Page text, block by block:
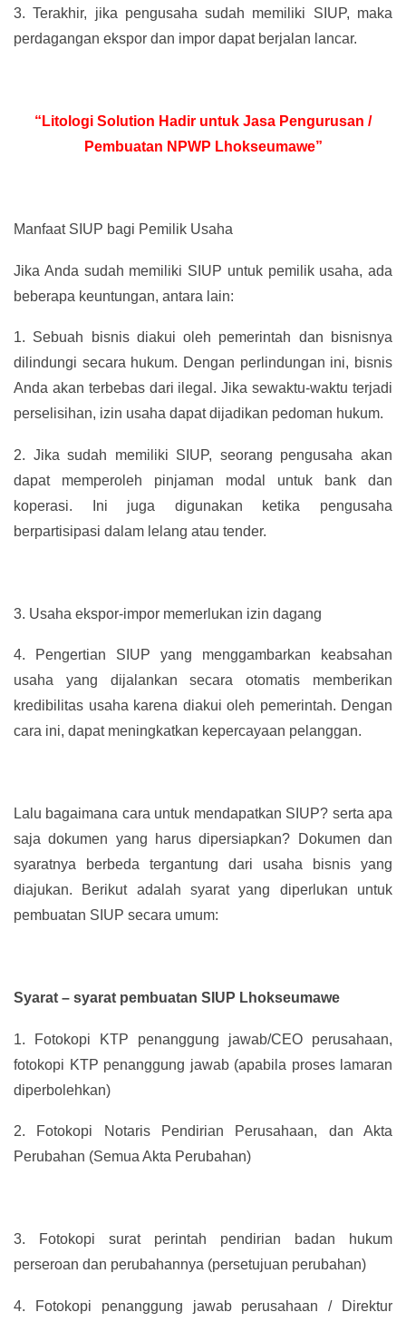
3. Terakhir, jika pengusaha sudah memiliki SIUP, maka
perdagangan ekspor dan impor dapat berjalan lancar.
“Litologi Solution Hadir untuk Jasa Pengurusan /
Pembuatan NPWP Lhokseumawe”
Manfaat SIUP bagi Pemilik Usaha
Jika Anda sudah memiliki SIUP untuk pemilik usaha, ada
beberapa keuntungan, antara lain:
1. Sebuah bisnis diakui oleh pemerintah dan bisnisnya
dilindungi secara hukum. Dengan perlindungan ini, bisnis
Anda akan terbebas dari ilegal. Jika sewaktu-waktu terjadi
perselisihan, izin usaha dapat dijadikan pedoman hukum.
2. Jika sudah memiliki SIUP, seorang pengusaha akan
dapat memperoleh pinjaman modal untuk bank dan
koperasi. Ini juga digunakan ketika pengusaha
berpartisipasi dalam lelang atau tender.
3. Usaha ekspor-impor memerlukan izin dagang
4.
Pengertian SIUP yang menggambarkan keabsahan
usaha yang dijalankan secara otomatis memberikan
kredibilitas usaha karena diakui oleh pemerintah. Dengan
cara ini, dapat meningkatkan kepercayaan pelanggan.
Lalu bagaimana cara untuk mendapatkan SIUP? serta apa
saja dokumen yang harus dipersiapkan? Dokumen dan
syaratnya berbeda tergantung dari usaha bisnis yang
diajukan. Berikut adalah syarat yang diperlukan untuk
pembuatan SIUP secara umum:
Syarat – syarat pembuatan SIUP Lhokseumawe
1.
Fotokopi KTP penanggung jawab/CEO perusahaan,
fotokopi KTP penanggung jawab (apabila proses lamaran
diperbolehkan)
2.
Fotokopi Notaris Pendirian Perusahaan, dan Akta
Perubahan (Semua Akta Perubahan)
3.
Fotokopi surat perintah pendirian badan hukum
perseroan dan perubahannya (persetujuan perubahan)
4.
Fotokopi penanggung jawab perusahaan / Direktur